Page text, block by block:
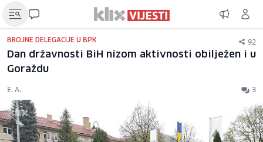
BROJNE DELEGACIJE U BPK 92
Dan državnosti BiH nizom aktivnosti obilježen i u
Goraždu
E. A. 3